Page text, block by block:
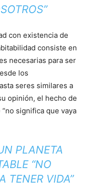
con existencia de
consiste en
necesarias para ser
los
seres similares a
opinión, el hecho de
significa que vaya
PLANETA
“NO
TENER VIDA”